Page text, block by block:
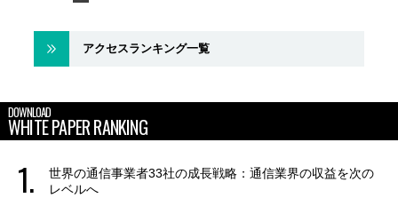
アクセスランキング一覧
DOWNLOAD
WHITE PAPER RANKING
世界の通信事業者33社の成長戦略：通信業界の収益を次の
レベルへ